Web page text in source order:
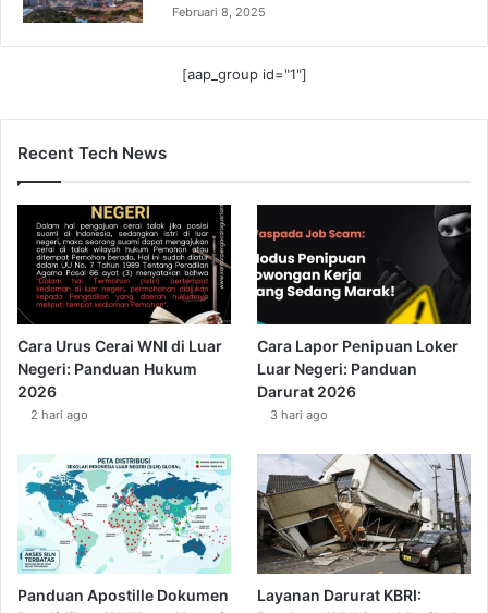
Februari 8, 2025
[aap_group id="1"]
Recent Tech News
Cara Urus Cerai WNI di Luar
Negeri: Panduan Hukum
2026
2 hari ago
Cara Lapor Penipuan Loker
Luar Negeri: Panduan
Darurat 2026
3 hari ago
Panduan Apostille Dokumen
Layanan Darurat KBRI: